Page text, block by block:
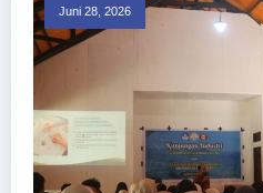
Juni 28, 2026